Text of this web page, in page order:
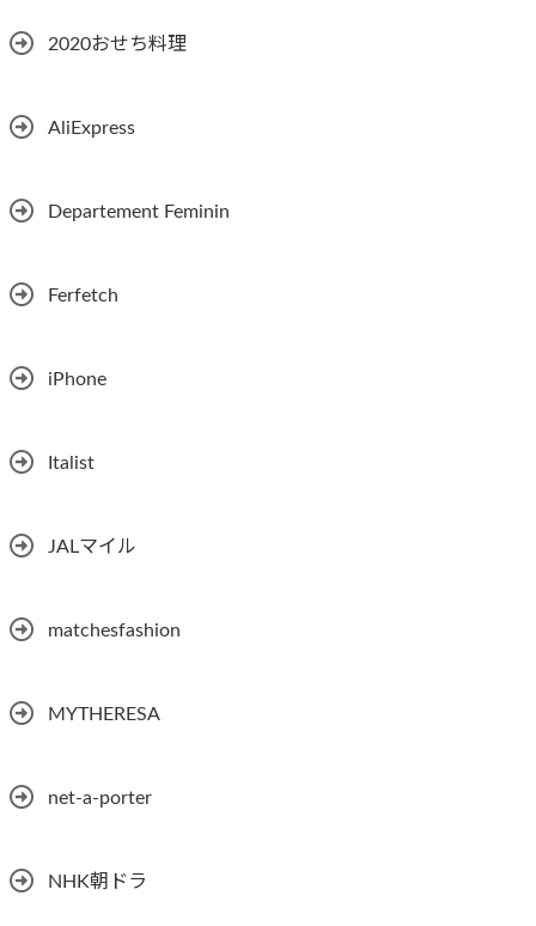
2020おせち料理
AliExpress
Departement Feminin
Ferfetch
iPhone
Italist
JALマイル
matchesfashion
MYTHERESA
net-a-porter
NHK朝ドラ